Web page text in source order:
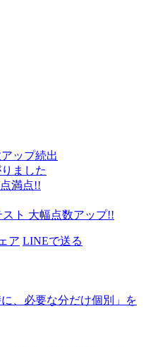
ップ続出
ました
満点!!
スト 大幅点数アップ!!
ア LINEで送る